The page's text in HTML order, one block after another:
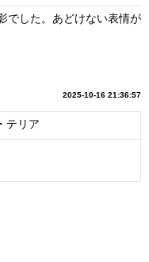
でした。あどけない表情が
2025-10-16 21:36:57
テリア